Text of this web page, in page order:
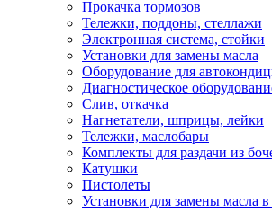
Прокачка тормозов
Тележки, поддоны, стеллажи
Электронная система, стойки
Установки для замены масла
Оборудование для
Диагностическое
Слив, откачка
Нагнетатели, шприцы, лейки
Тележки, маслобары
Комплекты для раздачи из
Катушки
Пистолеты
Установки для замены масла